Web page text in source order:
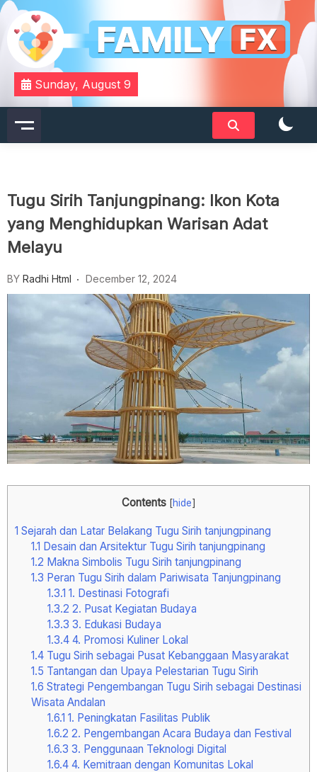
Skip
content
Familyfx
Your Daily Dose of Family Wisdom
Sunday, August 9
Tugu Sirih Tanjungpinang: Ikon Kota
yang Menghidupkan Warisan Adat
Melayu
BY Radhi Html December 12, 2024
Contents [hide]
1 Sejarah dan Latar Belakang Tugu Sirih tanjungpinang
1.1 Desain dan Arsitektur Tugu Sirih tanjungpinang
1.2 Makna Simbolis Tugu Sirih tanjungpinang
1.3 Peran Tugu Sirih dalam Pariwisata Tanjungpinang
1.3.1 1. Destinasi Fotografi
1.3.2 2. Pusat Kegiatan Budaya
1.3.3 3. Edukasi Budaya
1.3.44. Promosi Kuliner Lokal
1.4Tugu Sirih sebagai Pusat Kebanggaan Masyarakat
1.5 Tantangan dan Upaya Pelestarian Tugu Sirih
1.6 Strategi Pengembangan Tugu Sirih sebagai Destinasi
Wisata Andalan
1.6.1 1. Peningkatan Fasilitas Publik
1.6.2 2. Pengembangan Acara Budaya dan Festival
1.6.3 3. Penggunaan Teknologi Digital
1.6.44. Kemitraan dengan Komunitas Lokal